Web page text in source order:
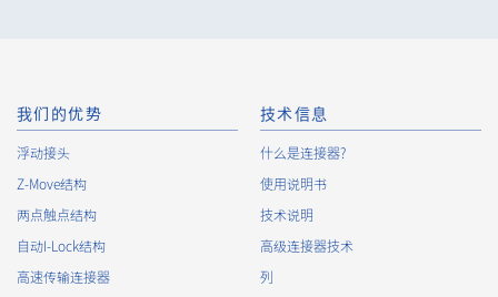
10101B 系列（6）
我们的优势
浮动接头
Z-Move结构
两点触点结构
自动I-Lock结构
高速传输连接器
技术信息
什么是连接器?
使用说明书
技术说明
高级连接器技术
列